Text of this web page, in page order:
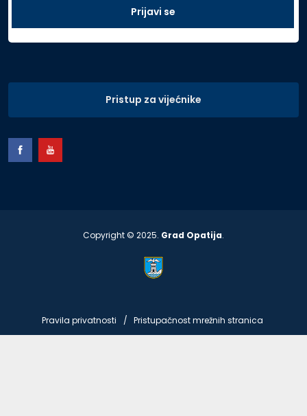
Pristup za vijećnike
Copyright © 2025. Grad Opatija.
Pravila privatnosti Pristupačnost mrežnih stranica